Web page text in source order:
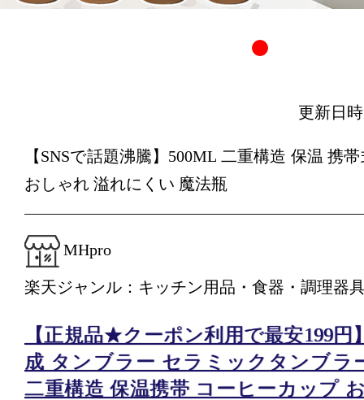
更新日
【SNSで話題沸騰】500ML 二重構造 保温 携
おしゃれ 溢れにくい 魔法瓶
MHpro
楽天ジャンル：キッチン用品・食器・調理器
【正規品★クーポン利用で最安199円
成 タンブラー セラミックタンブラ
二重構造 保温携帯 コーヒーカップ